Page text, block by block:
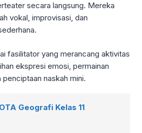
secara langsung. Mereka
vokal, improvisasi, dan
fasilitator yang merancang aktivitas
ekspresi emosi, permainan
naskah mini.
Geografi Kelas 11